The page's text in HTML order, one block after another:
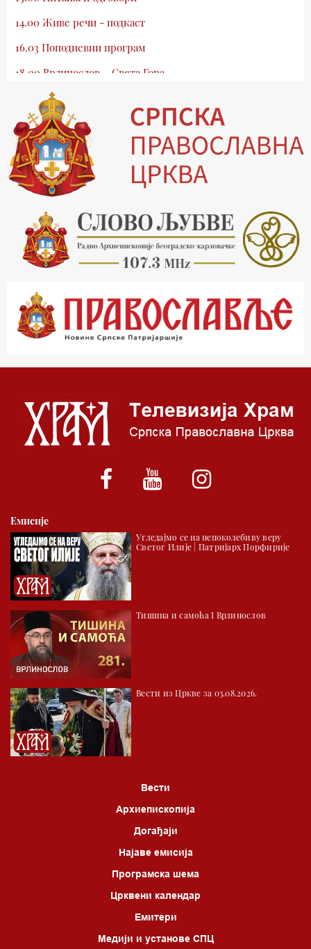
14.00 Живе речи - подкаст
16.03 Поподневни програм
18.00 Врлинослов – Света Гора
19.03 Атлас памћења
19.30 Вечерње молитве
20.00 Вести из Цркве
20.15 Реч архијереја
20.30 Млади у Цркви
21.03 Гугл пита
22.03 Црквена предавања и трибине
23.00 Питања и одговори
00.03 Гугл пита
01.03 Живе речи - подкаст
*најважније вести емитујемо на сваки пун сат
Емисије
Угледајмо се на непоколебиву веру
Светог Илије | Патријарх Порфирије
Тишина и самоћа I Врлинослов
Вести из Цркве за 03.08.2026.
Вести
Архиепископија
Догађаји
Најаве емисија
Програмска шема
Црквени календар
Емитери
Медији и установе СПЦ